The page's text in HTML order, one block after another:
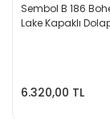
Sembol B 186
Lake Kapaklı
6.320,00 TL